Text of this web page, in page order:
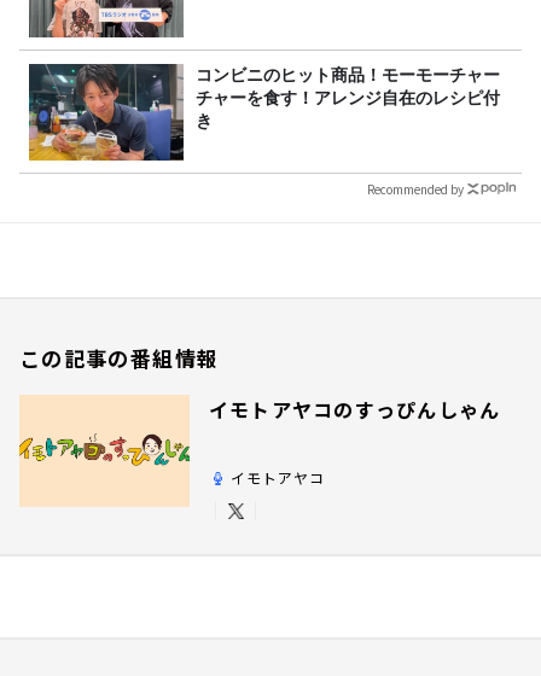
コンビニのヒット商品！モーモーチャー
チャーを食す！アレンジ自在のレシピ付
き
Recommended by
この記事の番組情報
イモトアヤコのすっぴんしゃん
イモトアヤコ